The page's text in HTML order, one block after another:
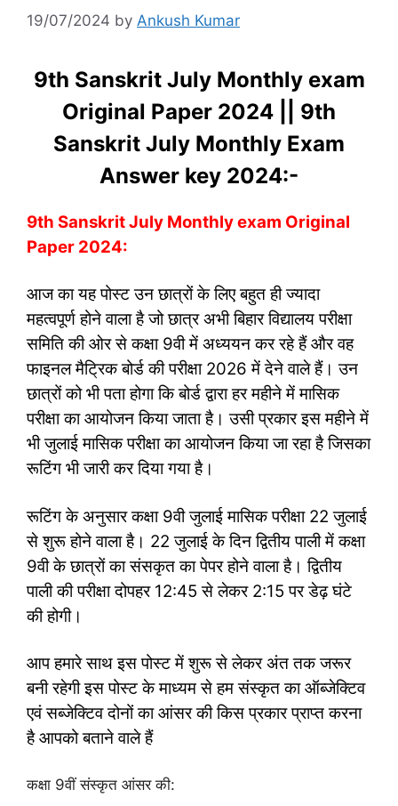
19/07/2024 by Ankush Kumar
9th Sanskrit July Monthly exam
Original Paper 2024 || 9th
Sanskrit July Monthly Exam
Answer key 2024:-
9th Sanskrit July Monthly exam Original
Paper 2024:
आज का यह पोस्ट उन छात्रों के लिए बहुत ही ज्यादा
महत्वपूर्ण होने वाला है जो छात्र अभी बिहार विद्यालय परीक्षा
समिति की ओर से कक्षा 9वी में अध्ययन कर रहे हैं और वह
फाइनल मैट्रिक बोर्ड की परीक्षा 2026 में देने वाले हैं। उन
छात्रों को भी पता होगा कि बोर्ड द्वारा हर महीने में मासिक
परीक्षा का आयोजन किया जाता है। उसी प्रकार इस महीने में
भी जुलाई मासिक परीक्षा का आयोजन किया जा रहा है जिसका
रूटिंग भी जारी कर दिया गया है।
रूटिंग के अनुसार कक्षा 9वी जुलाई मासिक परीक्षा 22 जुलाई
से शुरू होने वाला है। 22 जुलाई के दिन द्वितीय पाली में कक्षा
9वी के छात्रों का संसकृत का पेपर होने वाला है। द्वितीय
पाली की परीक्षा दोपहर 12:45 से लेकर 2:15 पर डेढ़ घंटे
की होगी।
आप हमारे साथ इस पोस्ट में शुरू से लेकर अंत तक जरूर
बनी रहेगी इस पोस्ट के माध्यम से हम संस्कृत का ऑब्जेक्टिव
एवं सब्जेक्टिव दोनों का आंसर की किस प्रकार प्राप्त करना
है आपको बताने वाले हैं
कक्षा 9वीं संस्कृत आंसर की: